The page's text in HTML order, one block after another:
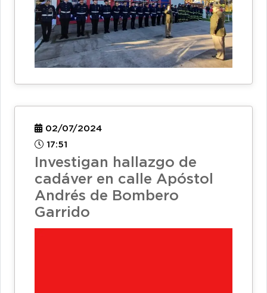
02/07/2024
17:51
Investigan hallazgo de
cadáver en calle Apóstol
Andrés de Bombero
Garrido